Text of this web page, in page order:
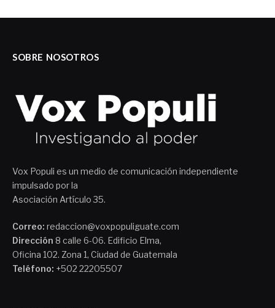
SOBRE NOSOTROS
Vox Populi es un medio de comunicación independiente
impulsado por la
Asociación Artículo 35.
Correo: redaccion@voxpopuliguate.com
Dirección 8 calle 6-06. Edificio Elma,
Oficina 102. Zona 1, Ciudad de Guatemala
Teléfono: +502 22205507